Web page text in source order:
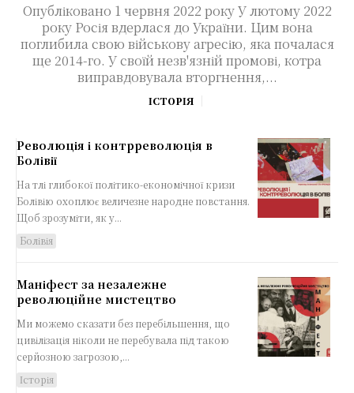
Опубліковано 1 червня 2022 року У лютому 2022
року Росія вдерлася до України. Цим вона
поглибила свою військову агресію, яка почалася
ще 2014-го. У своїй незв'язній промові, котра
виправдовувала вторгнення,...
ІСТОРІЯ
Революція і контрреволюція в
Болівії
На тлі глибокої політико-економічної кризи
Болівію охоплює величезне народне повстання.
Щоб зрозуміти, як у...
Болівія
Маніфест за незалежне
революційне мистецтво
Ми можемо сказати без перебільшення, що
цивілізація ніколи не перебувала під такою
серйозною загрозою,...
Історія